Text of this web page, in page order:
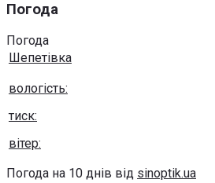
Погода
Погода
Шепетівка
вологість:
тиск:
вітер:
Погода на 10 днів від sinoptik.ua